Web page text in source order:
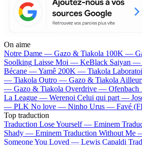
On aime
Notre Dame — Gazo & Tiakola 100K —
Soolking Laisse Moi — KeBlack Saiyan —
Bécane —Yamê 200K — Tiakola
— Tiakola Outro — Gazo & Tiakola
— Gazo & Tiakola Overdrive — Ofenbach
La League — Werenoi Celui qui part —
— PLK No love — Ninho Urus — Favé
Top traduction
Traduction Lose Yourself — Eminem
Shady — Eminem Traduction Without Me
Someone You Loved — Lewis Capaldi